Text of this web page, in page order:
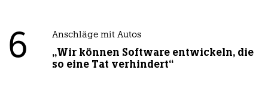
6 Anschläge mit Autos
„Wir können Software entwickeln, die
so eine Tat verhindert“